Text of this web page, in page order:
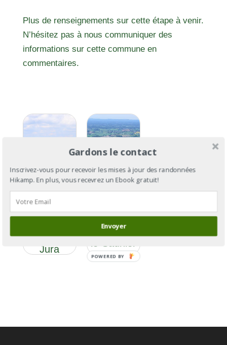
Plus de renseignements sur cette étape à venir.
N’hésitez pas à nous communiquer des
informations sur cette commune en
commentaires.
GR®59 :
Vosges au
Jura
section 3 :
de Lons-
à Culoz
Gardons le contact
Inscrivez-vous pour recevoir les mises à jour des randonnées
Hikamp. En plus, vous recevrez un Ebook gratuit!
Envoyer
POWERED BY